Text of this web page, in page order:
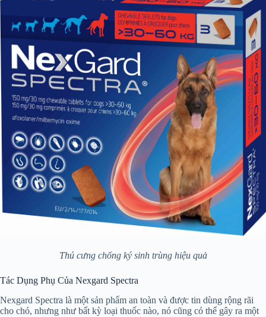
Thú cưng chống ký sinh trùng hiệu quả
Tác Dụng Phụ Của Nexgard Spectra
Nexgard Spectra là một sản phẩm an toàn và được tin dùng rộng rãi
cho chó, nhưng như bất kỳ loại thuốc nào, nó cũng có thể gây ra một